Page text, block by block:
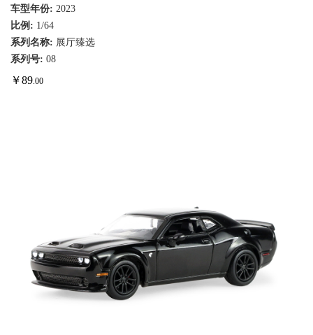
车型年份: 2023
比例: 1/64
系列名称: 展厅臻选
系列号: 08
￥89.00